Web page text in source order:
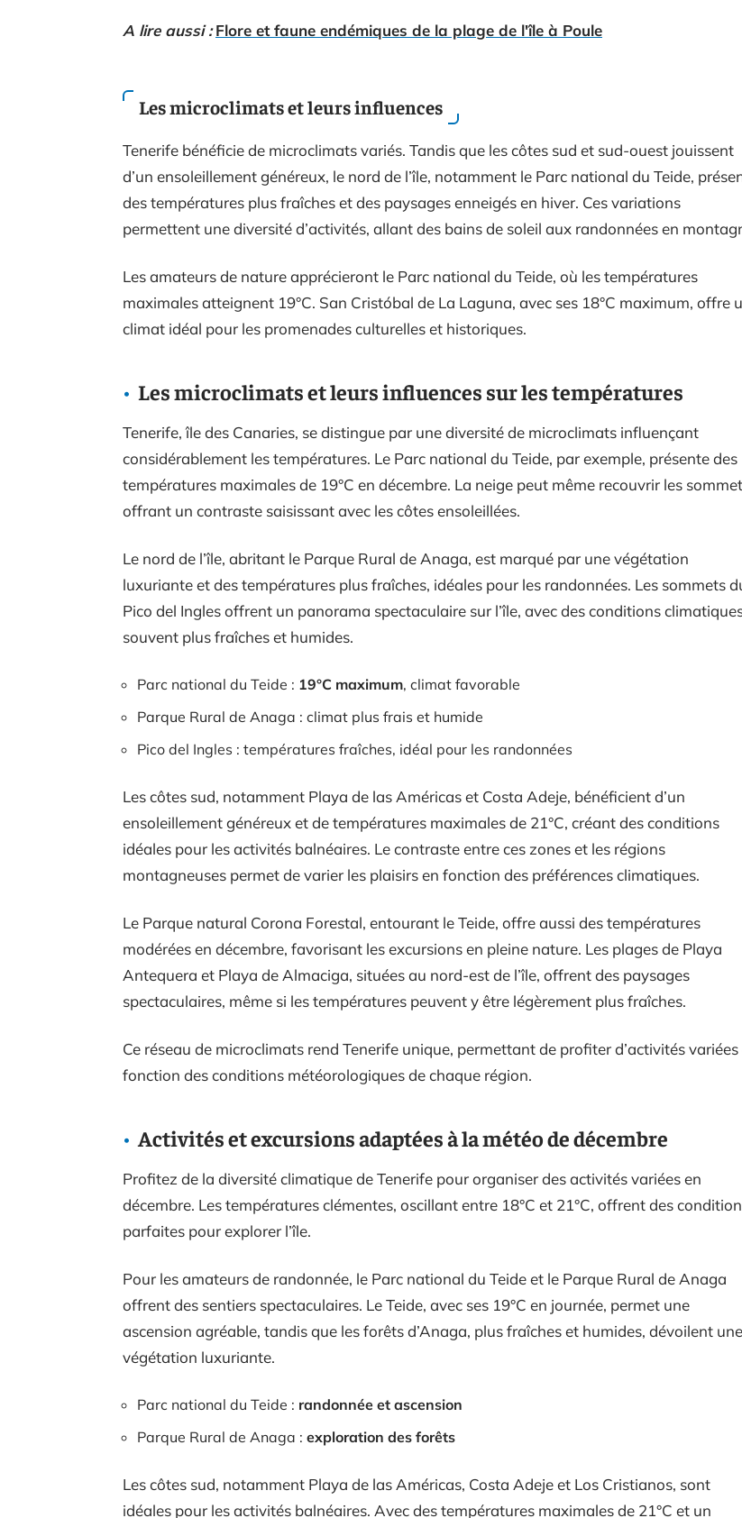
A lire aussi : Flore et faune endémiques de la plage de l'île à Poule
Les microclimats et leurs influences
Tenerife bénéficie de microclimats variés. Tandis que les côtes sud et sud-ouest jouissent
d’un ensoleillement généreux, le nord de l’île, notamment le Parc national du Teide,
des températures plus fraîches et des paysages enneigés en hiver. Ces variations
permettent une diversité d’activités, allant des bains de soleil aux randonnées en
Les amateurs de nature apprécieront le Parc national du Teide, où les températures
maximales atteignent 19°C. San Cristóbal de La Laguna, avec ses 18°C maximum, offre
climat idéal pour les promenades culturelles et historiques.
Les microclimats et leurs influences sur les températures
Tenerife, île des Canaries, se distingue par une diversité de microclimats influençant
considérablement les températures. Le Parc national du Teide, par exemple, présente des
températures maximales de 19°C en décembre. La neige peut même recouvrir les
offrant un contraste saisissant avec les côtes ensoleillées.
Le nord de l’île, abritant le Parque Rural de Anaga, est marqué par une végétation
luxuriante et des températures plus fraîches, idéales pour les randonnées. Les sommets
Pico del Ingles offrent un panorama spectaculaire sur l’île, avec des conditions
souvent plus fraîches et humides.
Parc national du Teide : 19°C maximum, climat favorable
Parque Rural de Anaga : climat plus frais et humide
Pico del Ingles : températures fraîches, idéal pour les randonnées
Les côtes sud, notamment Playa de las Américas et Costa Adeje, bénéficient d’un
ensoleillement généreux et de températures maximales de 21°C, créant des conditions
idéales pour les activités balnéaires. Le contraste entre ces zones et les régions
montagneuses permet de varier les plaisirs en fonction des préférences climatiques.
Le Parque natural Corona Forestal, entourant le Teide, offre aussi des températures
modérées en décembre, favorisant les excursions en pleine nature. Les plages de Playa
Antequera et Playa de Almaciga, situées au nord-est de l’île, offrent des paysages
spectaculaires, même si les températures peuvent y être légèrement plus fraîches.
Ce réseau de microclimats rend Tenerife unique, permettant de profiter d’activités variées
fonction des conditions météorologiques de chaque région.
Activités et excursions adaptées à la météo de décembre
Profitez de la diversité climatique de Tenerife pour organiser des activités variées en
décembre. Les températures clémentes, oscillant entre 18°C et 21°C, offrent des
parfaites pour explorer l’île.
Pour les amateurs de randonnée, le Parc national du Teide et le Parque Rural de Anaga
offrent des sentiers spectaculaires. Le Teide, avec ses 19°C en journée, permet une
ascension agréable, tandis que les forêts d’Anaga, plus fraîches et humides, dévoilent une
végétation luxuriante.
Parc national du Teide : randonnée et ascension
Parque Rural de Anaga : exploration des forêts
Les côtes sud, notamment Playa de las Américas, Costa Adeje et Los Cristianos, sont
idéales pour les activités balnéaires. Avec des températures maximales de 21°C et un